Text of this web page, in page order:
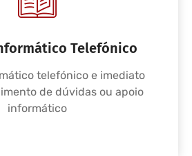
Telefónico
telefónico e imediato
de dúvidas ou apoio
informático